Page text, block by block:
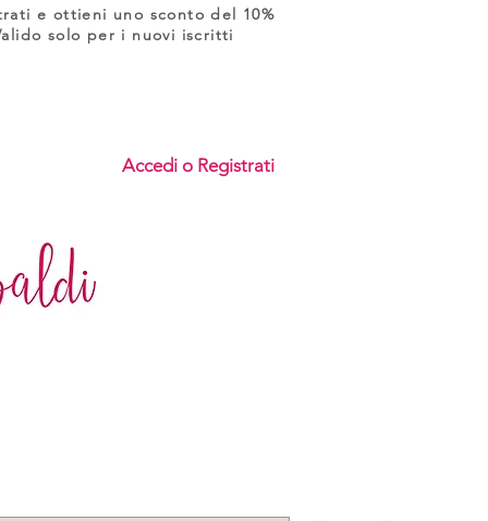
e ottieni uno sconto del 10%
solo per i nuovi iscritti
Accedi o Registrati